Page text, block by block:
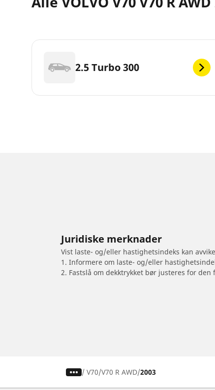
2.5 Turbo 300
Juridiske merknader
Vist laste- og/eller hastighetsindeks kan
1. Informere om laste- og/eller
2. Fastslå om dekktrykket bør justeres for
/ V70 V70 R AWD 2003